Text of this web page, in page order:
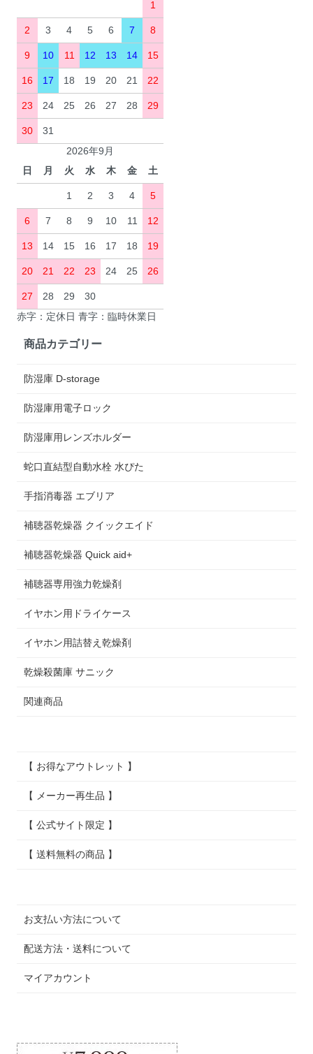
1
2 3 4 5 6 7 8
9 10 11 12 13 14 15
16 17 18 19 20 21 22
23 24 25 26 27 28 29
30
31
2026年9月
日
月 火 水 木 金 土
1 2 3 4 5
6 7 8 9 10 11 12
13 14 15 16 17 18 19
20 21 22 23 24 25 26
27 28 29
30
赤字：定休日 青字：臨時休業日
商品カテゴリー
防湿庫 D-storage
防湿庫用電子ロック
防湿庫用レンズホルダー
蛇口直結型自動水栓 水ぴた
手指消毒器 エブリア
補聴器乾燥器 クイックエイド
補聴器乾燥器 Quick aid+
補聴器専用強力乾燥剤
イヤホン用ドライケース
イヤホン用詰替え乾燥剤
乾燥殺菌庫 サニック
関連商品
【 お得なアウトレット 】
【 メーカー再生品 】
【 公式サイト限定 】
【 送料無料の商品 】
お支払い方法について
配送方法・送料について
マイアカウント